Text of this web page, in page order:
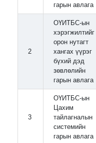
гарын авлага
2
ОҮИТБС-ын
хэрэгжилтийг
орон нутагт
хангах үүрэг
бүхий дэд
зөвлөлийн
гарын авлага
3
ОҮИТБС-ын
Цахим
тайлагналын
системийн
гарын авлага